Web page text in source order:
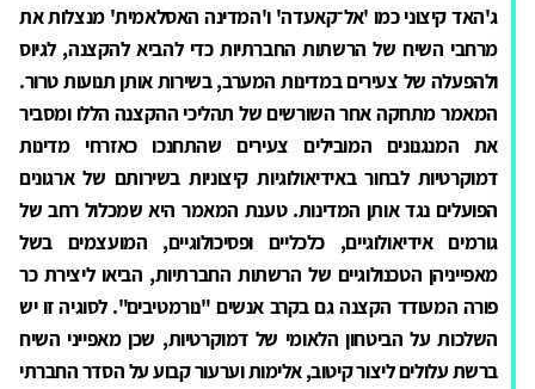
ג'האד קיצוני כמו 'אל־קאעדה' ו'המדינה האסלאמית' מנצלות את
מרחבי השיח של הרשתות החברתיות כדי להביא להקצנה, לגיוס
ולהפעלה של צעירים במדינות המערב, בשירות אותן תנועות טרור.
המאמר מתחקה אחר השורשים של תהליכי ההקצנה הללו ומסביר
את המנגנונים המובילים צעירים שהתחנכו כאזרחי מדינות
דמוקרטיות לבחור באידיאולוגיות קיצוניות בשירותם של ארגונים
הפועלים נגד אותן המדינות. טענת המאמר היא שמכלול רחב של
גורמים אידיאולוגיים, כלכליים ופסיכולוגיים, המועצמים בשל
מאפייניהן הטכנולוגיים של הרשתות החברתיות, הביאו ליצירת כר
פורה המעודד הקצנה גם בקרב אנשים "נורמטיבים". לסוגיה זו יש
השלכות על הביטחון הלאומי של דמוקרטיות, שכן מאפייני השיח
ברשת עלולים ליצור קיטוב, אלימות וערעור קבוע על הסדר החברתי